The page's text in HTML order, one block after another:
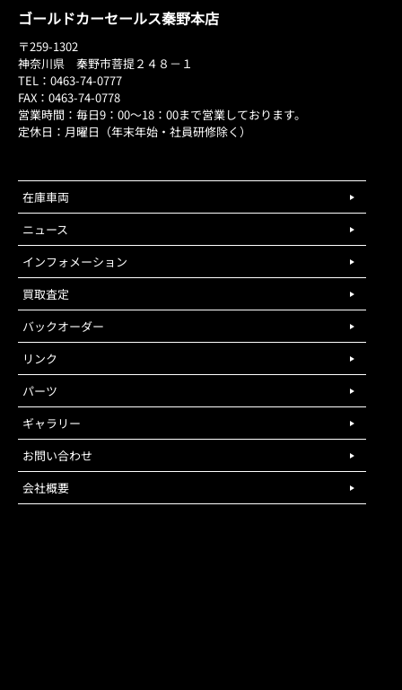
ゴールドカーセールス秦野本店
〒259-1302
神奈川県 秦野市菩提２４８－１
TEL：0463-74-0777
FAX：0463-74-0778
営業時間：毎日9：00～18：00まで営業しております。
定休日：月曜日（年末年始・社員研修除く）
在庫車両
ニュース
インフォメーション
買取査定
バックオーダー
リンク
パーツ
ギャラリー
お問い合わせ
会社概要